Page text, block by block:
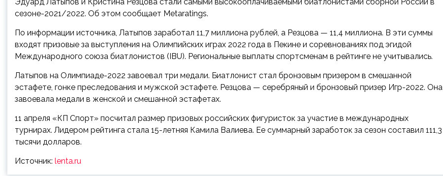
сезоне-2021/2022. Об этом сообщает Metaratings.
По информации источника, Латыпов заработал 11,7 миллиона рублей, а Резцова — 11,4 миллиона. В эти суммы
входят призовые за выступления на Олимпийских играх 2022 года в Пекине и соревнованиях под эгидой
Международного союза биатлонистов (IBU). Региональные выплаты спортсменам в рейтинге не учитывались.
Латыпов на Олимпиаде-2022 завоевал три медали. Биатлонист стал бронзовым призером в смешанной
эстафете, гонке преследования и мужской эстафете. Резцова — серебряный и бронзовый призер Игр-2022. Она
завоевала медали в женской и смешанной эстафетах.
11 апреля «КП Спорт» посчитал размер призовых российских фигуристок за участие в международных
турнирах. Лидером рейтинга стала 15-летняя Камила Валиева. Ее суммарный заработок за сезон составил 111,3
тысячи долларов.
Источник: lenta.ru